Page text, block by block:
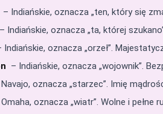
– Indiańskie, oznacza „ten, który się
– Indiańskie, oznacza „ta, której
Indiańskie, oznacza „orzeł”.
– Indiańskie, oznacza „wojownik”.
oznacza „starzec”. Imię
oznacza „wiatr”. Wolne i pełne